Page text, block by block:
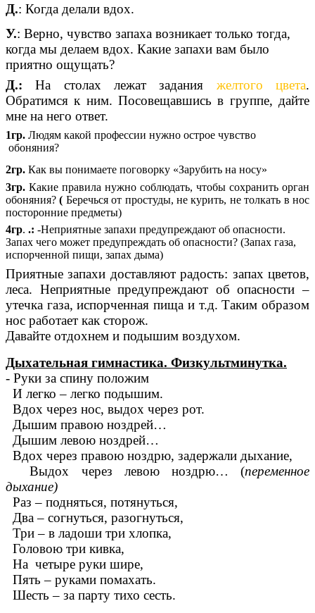
Д.: Когда делали вдох.
У.: Верно, чувство запаха возникает только тогда,
когда мы делаем вдох. Какие запахи вам было
приятно ощущать?
Д.: На столах лежат задания желтого цвета.
Обратимся к ним. Посовещавшись в группе, дайте
мне на него ответ.
1гр. Людям какой профессии нужно острое чувство
обоняния?
2гр. Как вы понимаете поговорку «Зарубить на носу»
3гр. Какие правила нужно соблюдать, чтобы сохранить орган
обоняния?( Беречься от простуды, не курить, не толкать в нос
посторонние предметы)
4гр. .: -Неприятные запахи предупреждают об опасности.
Запах чего может предупреждать об опасности? (Запах газа,
испорченной пищи, запах дыма)
Приятные запахи доставляют радость: запах цветов,
леса. Неприятные предупреждают об опасности –
утечка газа, испорченная пища и т.д. Таким образом
нос работает как сторож.
Давайте отдохнем и подышим воздухом.
Дыхательная гимнастика. Физкультминутка.
- Руки за спину положим
И легко – легко подышим.
Вдох через нос, выдох через рот.
Дышим правою ноздрей…
Дышим левою ноздрей…
Вдох через правою ноздрю, задержали дыхание,
Выдох через левою ноздрю… (переменное
дыхание)
Раз – подняться, потянуться,
Два – согнуться, разогнуться,
Три – в ладоши три хлопка,
Головою три кивка,
На четыре руки шире,
Пять – руками помахать.
Шесть – за парту тихо сесть.